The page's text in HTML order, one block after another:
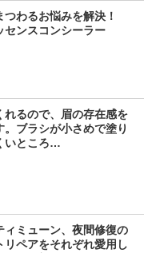
わるお悩みを解決！
センスコンシーラー
れるので、眉の存在感を
ブラシが小さめで塗り
いところ…
ミューン、夜間修復の
ペアをそれぞれ愛用し